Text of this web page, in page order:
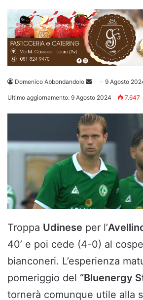
Domenico Abbondandolo
Invia 9 Agosto
Ultimo aggiornamento: 9 Agosto 2024 7.647
Troppa Udinese per l’
40’ e poi cede (4-0) al
bianconeri. L’esperienza
pomeriggio del “Bluenergy
tornerà comunque utile alla